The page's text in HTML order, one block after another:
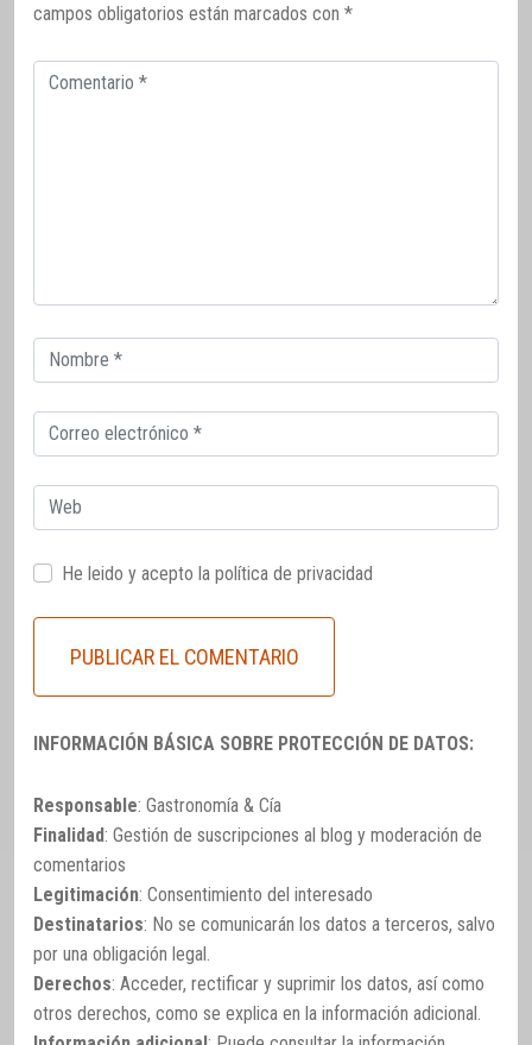
campos obligatorios están marcados con *
Comentario
Correo
electrónico
Correo
electrónico
Web
He leido y acepto la política de privacidad
INFORMACIÓN BÁSICA SOBRE PROTECCIÓN DE DATOS:
Responsable: Gastronomía & Cía
Finalidad: Gestión de suscripciones al blog y moderación de
comentarios
Legitimación: Consentimiento del interesado
Destinatarios: No se comunicarán los datos a terceros, salvo
por una obligación legal.
Derechos: Acceder, rectificar y suprimir los datos, así como
otros derechos, como se explica en la información adicional.